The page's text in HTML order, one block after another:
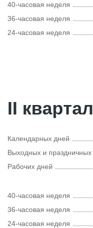
40-часовая неделя
36-часовая неделя
24-часовая неделя
II квартал
Календарных дней
Выходных и праздничных
Рабочих дней
40-часовая неделя
36-часовая неделя
24-часовая неделя